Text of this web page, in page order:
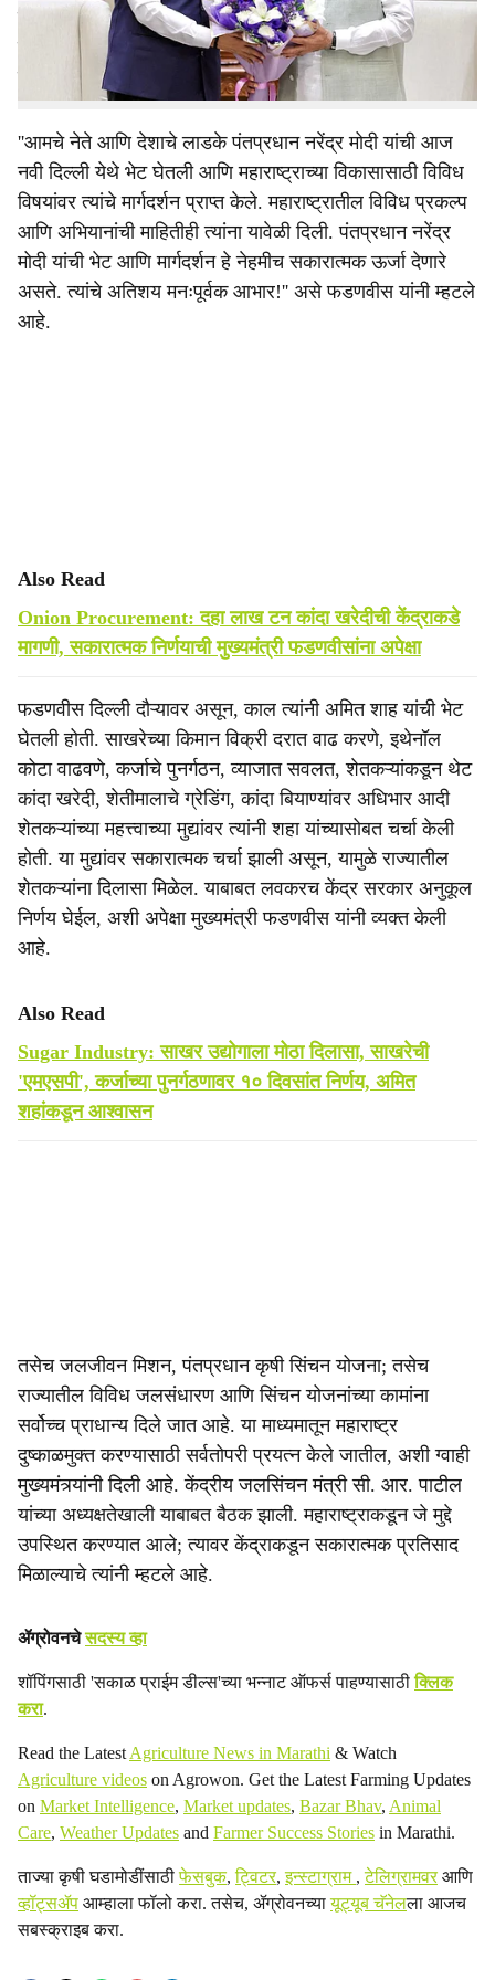
eमंत्री अमित शहा, कृषिमंत्री शिवराज सिंह चौहान यांची भेट घेऊन
महाराष्ट्रातील साखर कारखानदारी, ऊस आणि कांदा उत्पादक
शेतकऱ्यांच्या अडचणी मांडल्या होत्या.
''आमचे नेते आणि देशाचे लाडके पंतप्रधान नरेंद्र मोदी यांची आज
नवी दिल्ली येथे भेट घेतली आणि महाराष्ट्राच्या विकासासाठी विविध
विषयांवर त्यांचे मार्गदर्शन प्राप्त केले. महाराष्ट्रातील विविध प्रकल्प
आणि अभियानांची माहितीही त्यांना यावेळी दिली. पंतप्रधान नरेंद्र
मोदी यांची भेट आणि मार्गदर्शन हे नेहमीच सकारात्मक ऊर्जा देणारे
असते. त्यांचे अतिशय मनःपूर्वक आभार!'' असे फडणवीस यांनी म्हटले
आहे.
Also Read
Onion Procurement: दहा लाख टन कांदा खरेदीची केंद्राकडे
मागणी, सकारात्मक निर्णयाची मुख्यमंत्री फडणवीसांना अपेक्षा
फडणवीस दिल्ली दौऱ्यावर असून, काल त्यांनी अमित शाह यांची भेट
घेतली होती. साखरेच्या किमान विक्री दरात वाढ करणे, इथेनॉल
कोटा वाढवणे, कर्जाचे पुनर्गठन, व्याजात सवलत, शेतकऱ्यांकडून थेट
कांदा खरेदी, शेतीमालाचे ग्रेडिंग, कांदा बियाण्यांवर अधिभार आदी
शेतकऱ्यांच्या महत्त्वाच्या मुद्यांवर त्यांनी शहा यांच्यासोबत चर्चा केली
होती. या मुद्यांवर सकारात्मक चर्चा झाली असून, यामुळे राज्यातील
शेतकऱ्यांना दिलासा मिळेल. याबाबत लवकरच केंद्र सरकार अनुकूल
निर्णय घेईल, अशी अपेक्षा मुख्यमंत्री फडणवीस यांनी व्यक्त केली
आहे.
Also Read
Sugar Industry: साखर उद्योगाला मोठा दिलासा, साखरेची
'एमएसपी', कर्जाच्या पुनर्गठणावर १० दिवसांत निर्णय, अमित
शहांकडून आश्वासन
तसेच जलजीवन मिशन, पंतप्रधान कृषी सिंचन योजना; तसेच
राज्यातील विविध जलसंधारण आणि सिंचन योजनांच्या कामांना
सर्वोच्च प्राधान्य दिले जात आहे. या माध्यमातून महाराष्ट्र
दुष्काळमुक्त करण्यासाठी सर्वतोपरी प्रयत्न केले जातील, अशी ग्वाही
मुख्यमंत्र्यांनी दिली आहे. केंद्रीय जलसिंचन मंत्री सी. आर. पाटील
यांच्या अध्यक्षतेखाली याबाबत बैठक झाली. महाराष्ट्राकडून जे मुद्दे
उपस्थित करण्यात आले; त्यावर केंद्राकडून सकारात्मक प्रतिसाद
मिळाल्याचे त्यांनी म्हटले आहे.
ॲग्रोवनचेसदस्य व्हा
शॉपिंगसाठी 'सकाळ प्राईम डील्स'च्या भन्नाट ऑफर्स पाहण्यासाठीक्लिक
करा.
Read the Latest Agriculture News in Marathi & Watch
Agriculture videos on Agrowon. Get the Latest Farming Updates
on Market Intelligence, Market updates, Bazar Bhav, Animal
Care, Weather Updates and Farmer Success Stories in Marathi.
ताज्या कृषी घडामोडींसाठीफेसबुक,ट्विटर,इन्स्टाग्राम ,टेलिग्रामवरआणि
व्हॉट्सॲप आम्हाला फॉलो करा. तसेच, ॲग्रोवनच्यायूट्यूब चॅनेलला आजच
सबस्क्राइब करा.